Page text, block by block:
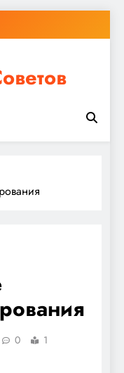
в Мастерской
0
1